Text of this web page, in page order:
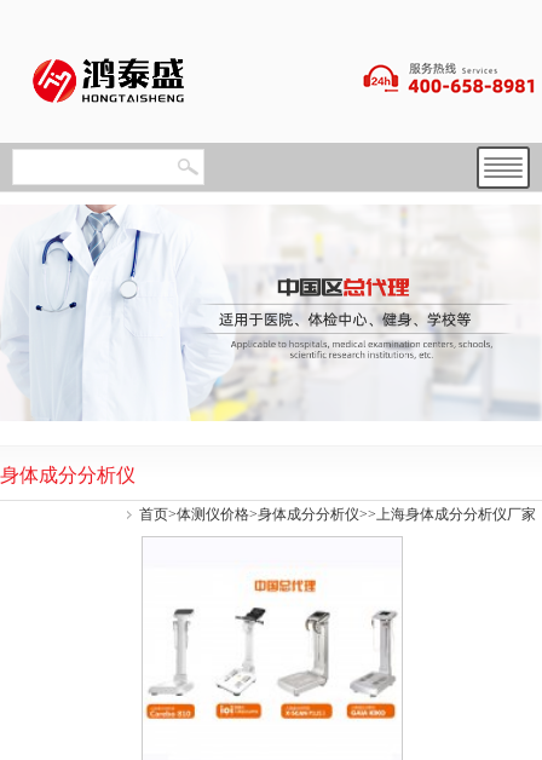
身体成分分析仪
首页>体测仪价格>身体成分分析仪>>上海身体成分分析仪厂家